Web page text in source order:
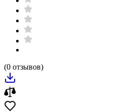
(0 отзывов)